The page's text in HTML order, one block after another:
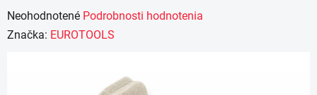
Priemerné
hodnotenie
Neohodnotené Podrobnosti hodnotenia
Značka: EUROTOOLS